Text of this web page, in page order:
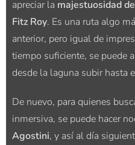
apreciar la majestuosidad
Fitz Roy. Es una ruta algo
anterior, pero igual de
tiempo suficiente, se puede
desde la laguna subir hasta
De nuevo, para quienes
inmersiva, se puede hacer
Agostini, y así al día